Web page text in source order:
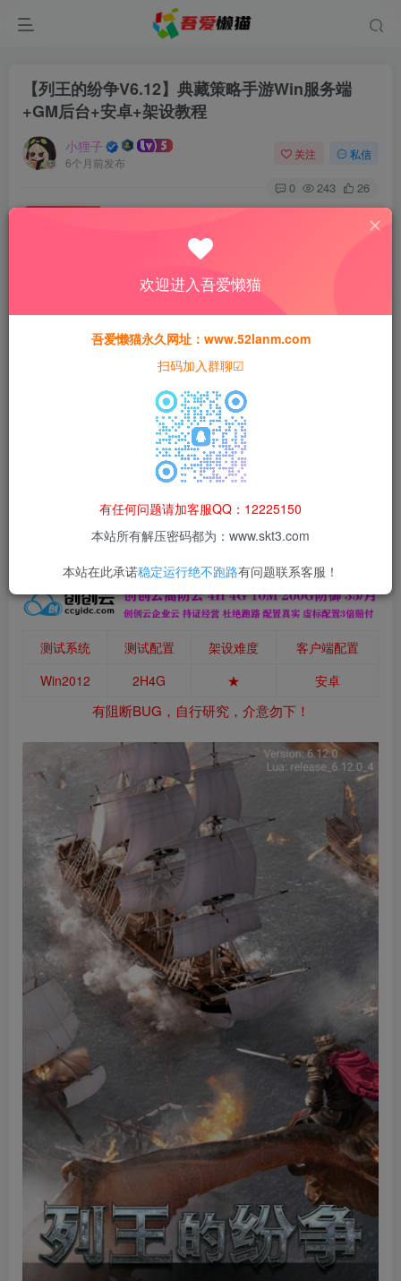
【列王的纷争V6.12】典藏策略手游Win服务端
+GM后台+安卓+架设教程
小狸子
6个月前发布
关注 私信
0 243 26
此内容为付费资源，请付费后查看
猫粮30
黄金会员猫粮15 钻石会员 免费
本站所有资源均为网络收集整理而来，仅供学习研究使用，请在下
载后24h内删除，谢谢合作！
本站资源仅用于学习交流，禁止商业运营与违法、侵权
果由使用者自行承担。
测试系统 测试配置 架设难度
客户端配置
Win2012
2H4G ★ 安卓
有阻断BUG，自行研究，介意勿下！
欢迎进入吾爱懒猫
吾爱懒猫永久网址：www.52lanm.com
扫码加入群聊☑
有任何问题请加客服QQ：12225150
本站所有解压密码都为：www.skt3.com
本站在此承诺稳定运行绝不跑路有问题联系客服！